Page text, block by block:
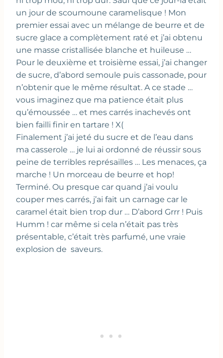
un jour de scoumoune caramelisque ! Mon
premier essai avec un mélange de beurre et de
sucre glace a complètement raté et j’ai obtenu
une masse cristallisée blanche et huileuse …
Pour le deuxième et troisième essai, j’ai changer
de sucre, d’abord semoule puis cassonade, pour
n’obtenir que le même résultat. A ce stade …
vous imaginez que ma patience était plus
qu’émoussée … et mes carrés inachevés ont
bien failli finir en tartare ! X(
Finalement j’ai jeté du sucre et de l’eau dans
ma casserole … je lui ai ordonné de réussir sous
peine de terribles représailles … Les menaces, ça
marche ! Un morceau de beurre et hop!
Terminé. Ou presque car quand j’ai voulu
couper mes carrés, j’ai fait un carnage car le
caramel était bien trop dur … D’abord Grrr ! Puis
Humm ! car même si cela n’était pas très
présentable, c’était très parfumé, une vraie
explosion de saveurs.